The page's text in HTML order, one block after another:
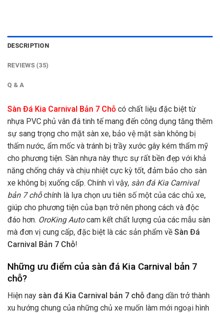
DESCRIPTION
REVIEWS (35)
Q & A
Sàn Đá Kia Carnival Bản 7 Chỗ có chất liệu đặc biệt từ
nhựa PVC phủ vân đá tinh tế mang đến công dụng tăng thêm
sự sang trọng cho mặt sàn xe, bảo vệ mặt sàn không bị
thấm nước, ẩm mốc và tránh bị trầy xước gây kém thẩm mỹ
cho phương tiện. Sàn nhựa này thực sự rất bền đẹp với khả
năng chống cháy và chịu nhiệt cực kỳ tốt, đảm bảo cho sàn
xe không bị xuống cấp. Chính vì vậy, sàn đá Kia Carnival
bản 7 chỗchính là lựa chọn ưu tiên số một của các chủ xe,
giúp cho phương tiện của bạn trở nên phong cách và độc
đáo hơn. OroKing Autocam kết chất lượng của các mẫu sàn
mà đơn vị cung cấp, đặc biệt là các sản phẩm về Sàn Đá
Carnival Bản 7 Chỗ!
Những ưu điểm của sàn đá Kia Carnival bản 7
chỗ?
Hiện nay sàn đá Kia Carnival bản 7 chỗ đang dần trở thành
xu hướng chung của những chủ xe muốn làm mới ngoại hình